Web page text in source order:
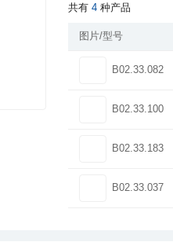
共有 4 种产品
图片/型号
B02.33.082
B02.33.100
B02.33.183
B02.33.037